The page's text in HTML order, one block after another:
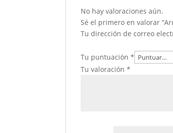
No hay valoraciones aún.
Sé el primero en valorar
Tu dirección de correo
Tu puntuación*
Tu valoración*